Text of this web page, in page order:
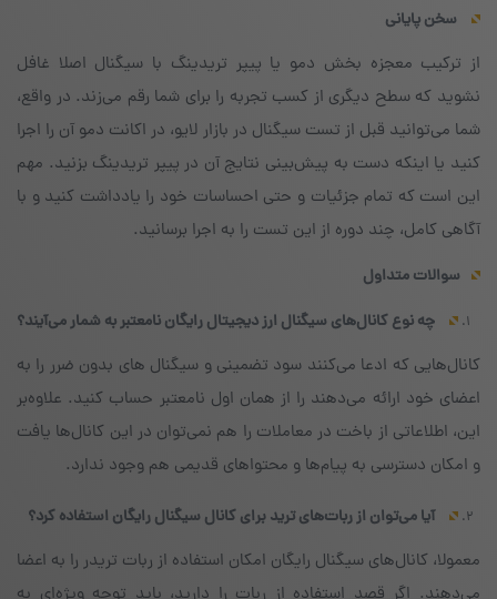
سخن پایانی
از ترکیب معجزه بخش دمو یا پیپر تریدینگ با سیگنال اصلا غافل
نشوید که سطح دیگری از کسب تجربه را برای شما رقم می‌زند. در واقع،
شما می‌توانید قبل از تست سیگنال در بازار لایو، در اکانت دمو آن را اجرا
کنید یا اینکه دست به پیش‌بینی نتایج آن در پیپر تریدینگ بزنید. مهم
این است که تمام جزئیات و حتی احساسات خود را یادداشت کنید و با
آگاهی کامل، چند دوره از این تست را به اجرا برسانید.
سوالات متداول
چه نوع کانال‌های سیگنال ارز دیجیتال رایگان نامعتبر به شمار می‌آیند؟
کانال‌هایی که ادعا می‌کنند سود تضمینی و سیگنال های بدون ضرر را به
اعضای خود ارائه می‌دهند را از همان اول نامعتبر حساب کنید. علاوه‌بر
این، اطلاعاتی از باخت در معاملات را هم نمی‌توان در این کانال‌ها یافت
و امکان دسترسی به پیام‌ها و محتواهای قدیمی هم وجود ندارد.
آیا می‌توان از ربات‌های ترید برای کانال سیگنال رایگان استفاده کرد؟
معمولا، کانال‌های سیگنال رایگان امکان استفاده از ربات تریدر را به اعضا